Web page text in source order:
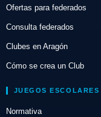
Ofertas para federados
Consulta federados
Clubes en Aragón
Cómo se crea un Club
JUEGOS ESCOLARES
Normativa